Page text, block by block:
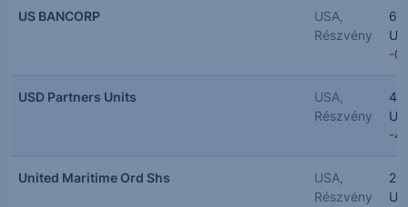
US BANCORP
USA,
Részvény
-
USD Partners Units
USA,
Részvény
-
United Maritime Ord Shs
USA,
Részvény